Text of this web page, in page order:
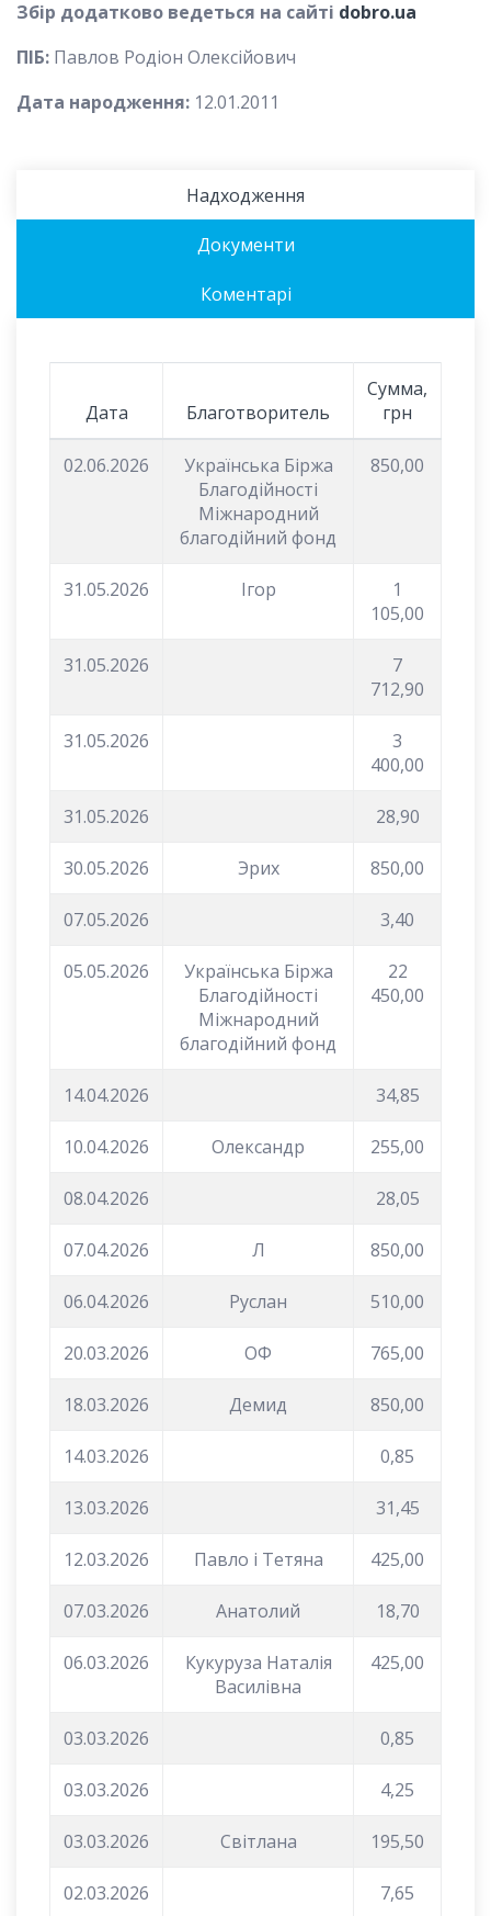
Збір додатково ведеться на сайті dobro.ua
ПІБ: Павлов Родіон Олексійович
Дата народження: 12.01.2011
Надходження
Документи
Коментарі
Дата Благотворитель
Сумма,
грн
02.06.2026
Українська Біржа
Благодійності
Міжнародний
благодійний фонд
850,00
31.05.2026 Ігор
1
105,00
31.05.2026
7
712,90
31.05.2026
3
400,00
31.05.2026 28,90
30.05.2026 Эрих 850,00
07.05.2026 3,40
05.05.2026
Українська Біржа
Благодійності
Міжнародний
благодійний фонд
22
450,00
14.04.2026 34,85
10.04.2026 Олександр 255,00
08.04.2026 28,05
07.04.2026 Л 850,00
06.04.2026 Руслан 510,00
20.03.2026 ОФ 765,00
18.03.2026 Демид 850,00
14.03.2026 0,85
13.03.2026 31,45
12.03.2026 Павло і Тетяна 425,00
07.03.2026 Анатолий 18,70
06.03.2026
Кукуруза Наталія
Василівна
425,00
03.03.2026 0,85
03.03.2026 4,25
03.03.2026 Світлана 195,50
02.03.2026 7,65